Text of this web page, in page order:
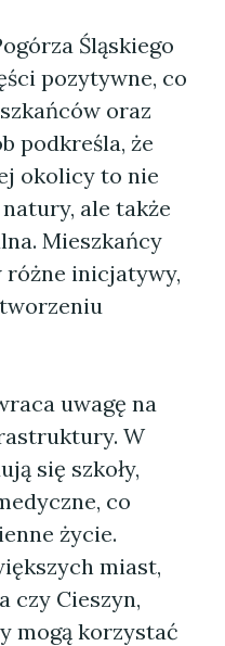
Śląskiego
pozytywne, co
oraz
podkreśla, że
okolicy to nie
ale także
Mieszkańcy
różne inicjatywy,
uwagę na
W
się szkoły,
co
życie.
miast,
czy Cieszyn,
mogą korzystać